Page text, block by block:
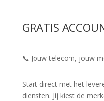
GRATIS
📞 Jouw telecom, jouw
Start direct met het
diensten. Jij kiest de